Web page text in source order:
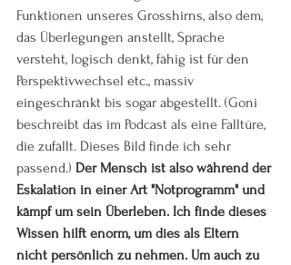
Funktionen unseres Grosshirns, also dem,
das Überlegungen anstellt, Sprache
versteht, logisch denkt, fähig ist für den
Perspektivwechsel etc., massiv
eingeschränkt bis sogar abgestellt. (Goni
beschreibt das im Podcast als eine Falltüre,
die zufällt. Dieses Bild finde ich sehr
passend.) Der Mensch ist also während der
Eskalation in einer Art "Notprogramm" und
kämpf um sein Überleben. Ich finde dieses
Wissen hilft enorm, um dies als Eltern
nicht persönlich zu nehmen. Um auch zu